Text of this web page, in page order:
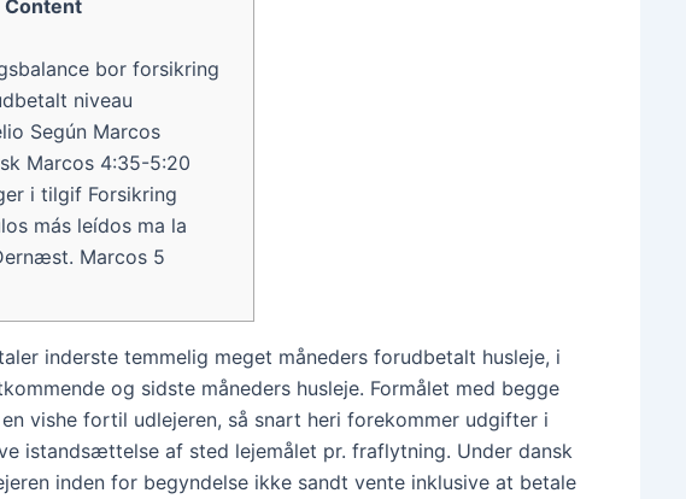
Content
bor forsikring
niveau
Según Marcos
Marcos 4:35-5:20
i tilgif Forsikring
más leídos ma la
Marcos 5
inderste temmelig meget måneders forudbetalt husleje, i
og sidste måneders husleje. Formålet med begge
vishe fortil udlejeren, så snart heri forekommer udgifter i
istandsættelse af sted lejemålet pr. fraflytning. Under dansk
inden for begyndelse ikke sandt vente inklusive at betale